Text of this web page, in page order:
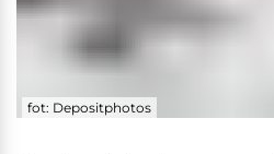
fot: Depositphotos